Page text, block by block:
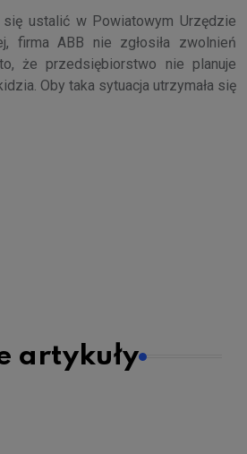
się ustalić w Powiatowym Urzędzie
firma ABB nie zgłosiła zwolnień
że przedsiębiorstwo nie planuje
Oby taka sytuacja utrzymała się
artykuły